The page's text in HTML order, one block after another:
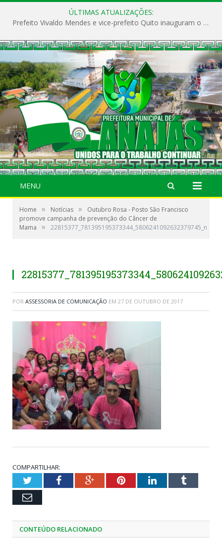
ÚLTIMAS ATUALIZAÇÕES:
Prefeito Vivaldo Mendes e vice-prefeito Quito inauguram o CAPS e fortalecem a saúde pública em Anajás.
MENU
Home » Notícias »
Outubro Rosa - Posto São Francisco
promove campanha de prevenção do Câncer de
Mama
» 22815377_781395195373344_5806241092632379745_n
POR ASSESSORIA DE COMUNICAÇÃO EM 27 DE OUTUBRO DE 2017
COMPARTILHAR:
TwitterFacebookGoogle+PinterestLinkedInTumblr
Email
CONTEÚDO RELACIONADO